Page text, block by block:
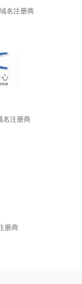
名注册商
名注册商
册商